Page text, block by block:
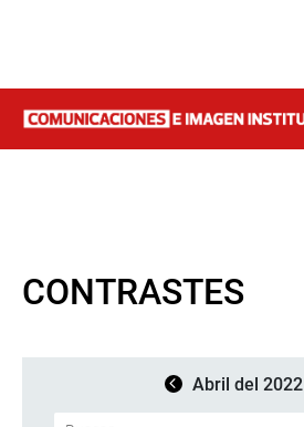
CONTRASTES
Abril del 2022